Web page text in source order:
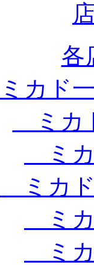
各
カド
ミカ
ミカ
ミカド
ミカ
ミカ